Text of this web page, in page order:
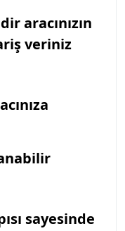
aracınızın
veriniz
sayesinde